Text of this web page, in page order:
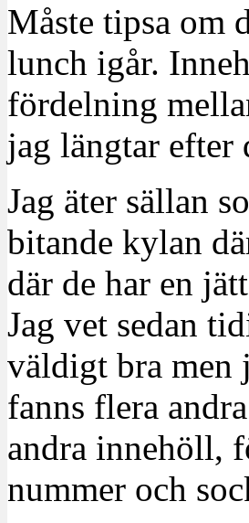
Måste tipsa om
lunch igår.
fördelning
jag längtar efter
Jag äter sällan
bitande kylan
där de har en
Jag vet sedan
väldigt bra men
fanns flera
andra innehöll,
nummer och